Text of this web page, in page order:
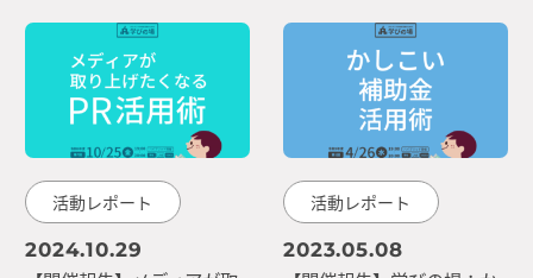
活動レポート
2024.10.29
活動レポート
2023.05.08